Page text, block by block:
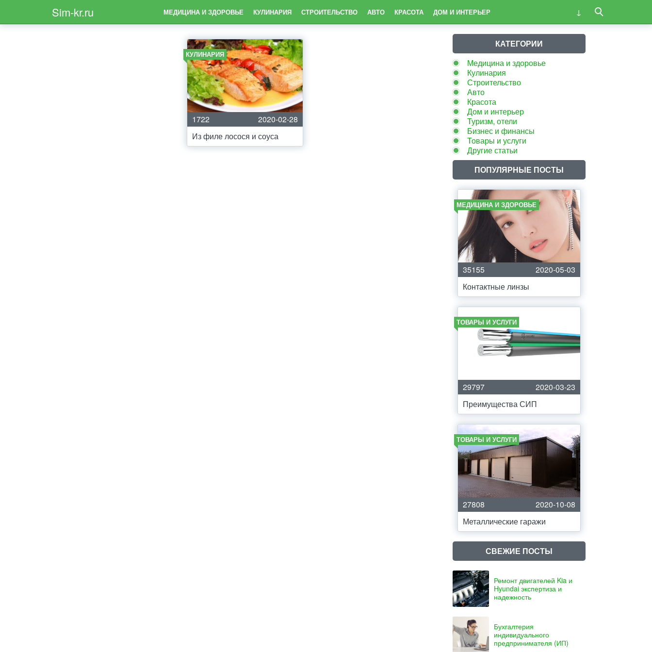
Sim-kr.ru МЕДИЦИНА И ЗДОРОВЬЕ КУЛИНАРИЯ СТРОИТЕЛЬСТВО АВТО КРАСОТА ДОМ И ИНТЕРЬЕР
КУЛИНАРИЯ
1722
2020-02-28
Из филе лосося и соуса
КАТЕГОРИИ
Медицина и здоровье
Кулинария
Строительство
Авто
Красота
Дом и интерьер
Туризм, отели
Бизнес и финансы
Товары и услуги
Другие статьи
ПОПУЛЯРНЫЕ ПОСТЫ
МЕДИЦИНА И ЗДОРОВЬЕ
35155
2020-05-03
Контактные линзы
ТОВАРЫ И УСЛУГИ
29797
2020-03-23
Преимущества СИП
ТОВАРЫ И УСЛУГИ
27808
2020-10-08
Металлические гаражи
СВЕЖИЕ ПОСТЫ
Ремонт двигателей Kia и
Hyundai экспертиза и
надежность
Бухгалтерия
индивидуального
предпринимателя (ИП)